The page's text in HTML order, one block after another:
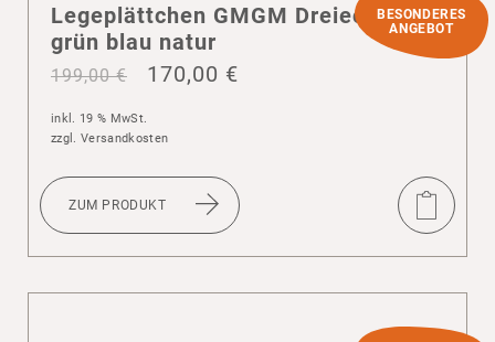
Lege­plätt­chen GMGM Drei­ecke
grün blau natur
BESONDERES
ANGEBOT
199,00€ 170,00 €
inkl. 19 % MwSt.
zzgl. Versandkosten
ZUM PRODUKT